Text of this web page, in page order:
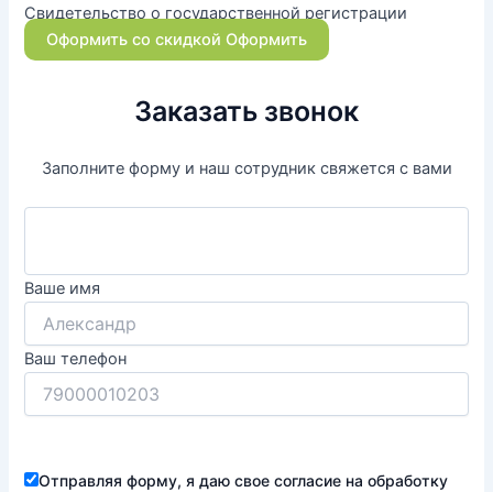
Свидетельство о государственной регистрации
Оформить со скидкой Оформить
Заказать звонок
Заполните форму и наш сотрудник свяжется с вами
Ваше имя
Ваш телефон
Отправляя форму, я даю свое согласие на обработку